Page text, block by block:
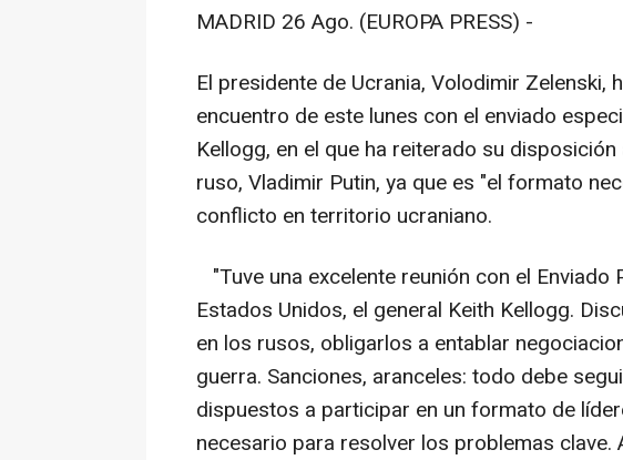
MADRID 26 Ago. (EUROPA PRESS) -
El presidente de Ucrania, Volodimir Zelenski,
encuentro de este lunes con el enviado
Kellogg, en el que ha reiterado su
ruso, Vladimir Putin, ya que es "el formato
conflicto en territorio ucraniano.
"Tuve una excelente reunión con el Enviado
Estados Unidos, el general Keith Kellogg.
en los rusos, obligarlos a entablar
guerra. Sanciones, aranceles: todo debe
dispuestos a participar en un formato de
necesario para resolver los problemas clave.